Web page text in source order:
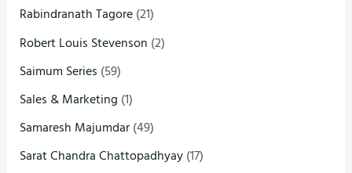
Rabindranath Tagore(21)
Robert Louis Stevenson (2)
Saimum Series (59)
Sales & Marketing (1)
Samaresh Majumdar(49)
Sarat Chandra Chattopadhyay(17)